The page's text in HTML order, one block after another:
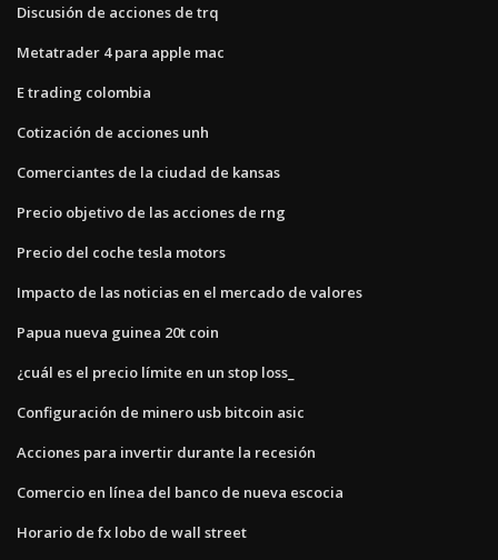
Discusión de acciones de trq
Metatrader 4 para apple mac
E trading colombia
Cotización de acciones unh
Comerciantes de la ciudad de kansas
Precio objetivo de las acciones de rng
Precio del coche tesla motors
Impacto de las noticias en el mercado de valores
Papua nueva guinea 20t coin
¿cuál es el precio límite en un stop loss_
Configuración de minero usb bitcoin asic
Acciones para invertir durante la recesión
Comercio en línea del banco de nueva escocia
Horario de fx lobo de wall street